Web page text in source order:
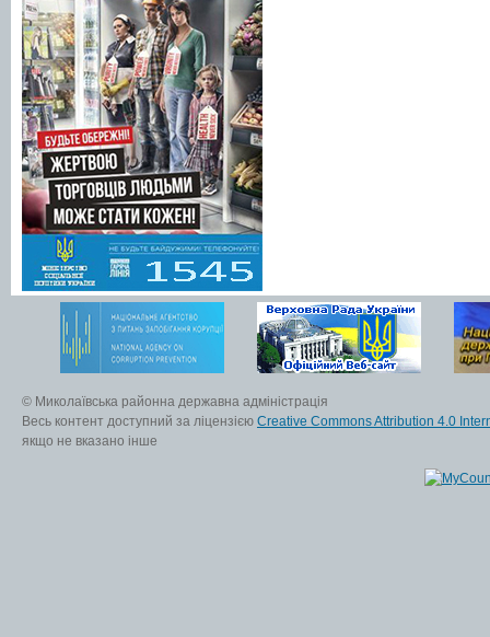
© Миколаївська районна державна адміністрація
Весь контент доступний за ліцензією Creative Commons Attribution 4.0
якщо не вказано інше